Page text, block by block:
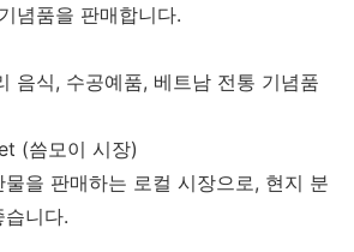
념품을 판매합니다.
음식, 수공예품, 베트남 전통 기념품
(씀모이 시장)
을 판매하는 로컬 시장으로, 현지 분
니다.